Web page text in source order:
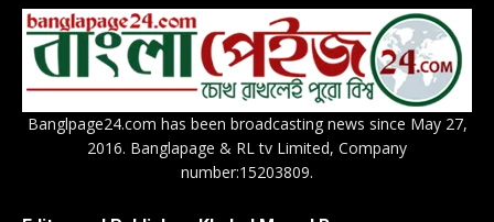
Banglpage24.com has been broadcasting news since May 27,
2016. Banglapage & RL tv Limited, Company
number:15203809.